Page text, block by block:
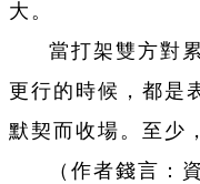
大。
當打架雙方對
更行的時候，都是
默契而收場。至少
（作者錢言：